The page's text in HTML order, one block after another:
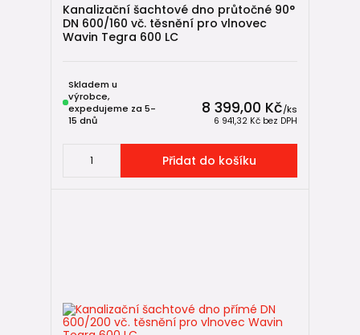
Kanalizační šachtové dno průtočné 90°
DN 600/160 vč. těsnění pro vlnovec
Wavin Tegra 600 LC
8 399,00 Kč/ks
6 941,32 Kč bez DPH
Skladem u
výrobce,
expedujeme za 5-
15 dnů
Přidat do košíku